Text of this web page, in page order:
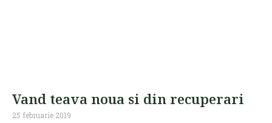
Vand teava noua si din recuperari
25 februarie 2019